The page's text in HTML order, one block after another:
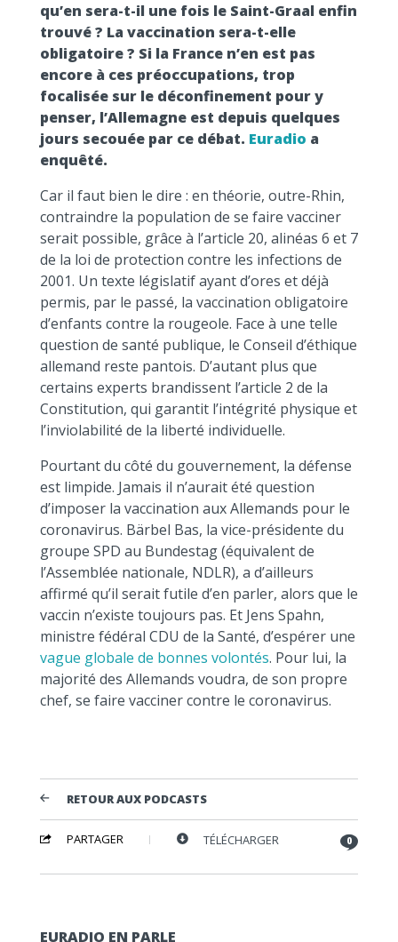
qu’en sera-t-il une fois le Saint-Graal enfin
trouvé ? La vaccination sera-t-elle
obligatoire ? Si la France n’en est pas
encore à ces préoccupations, trop
focalisée sur le déconfinement pour y
penser, l’Allemagne est depuis quelques
jours secouée par ce débat. Euradio a
enquêté.
Car il faut bien le dire : en théorie, outre-Rhin,
contraindre la population de se faire vacciner
serait possible, grâce à l’article 20, alinéas 6 et 7
de la loi de protection contre les infections de
2001. Un texte législatif ayant d’ores et déjà
permis, par le passé, la vaccination obligatoire
d’enfants contre la rougeole. Face à une telle
question de santé publique, le Conseil d’éthique
allemand reste pantois. D’autant plus que
certains experts brandissent l’article 2 de la
Constitution, qui garantit l’intégrité physique et
l’inviolabilité de la liberté individuelle.
Pourtant du côté du gouvernement, la défense
est limpide. Jamais il n’aurait été question
d’imposer la vaccination aux Allemands pour le
coronavirus. Bärbel Bas, la vice-présidente du
groupe SPD au Bundestag (équivalent de
l’Assemblée nationale, NDLR), a d’ailleurs
affirmé qu’il serait futile d’en parler, alors que le
vaccin n’existe toujours pas. Et Jens Spahn,
ministre fédéral CDU de la Santé, d’espérer une
vague globale de bonnes volontés. Pour lui, la
majorité des Allemands voudra, de son propre
chef, se faire vacciner contre le coronavirus.
RETOUR AUX PODCASTS
PARTAGER TÉLÉCHARGER 0
EURADIO EN PARLE